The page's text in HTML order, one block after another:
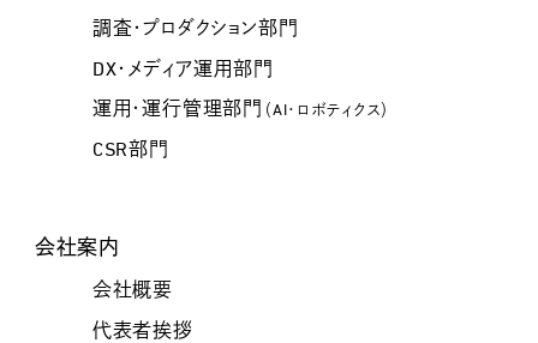
調査・プロダクション部門
DX・メディア運用部門
運用・運行管理部門 （AI・ロボティクス）
CSR部門
会社案内
会社概要
代表者挨拶